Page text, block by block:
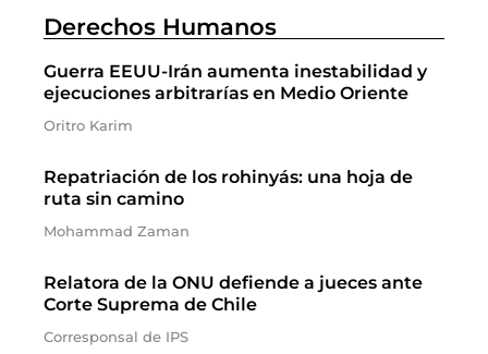
Derechos Humanos
Guerra EEUU-Irán aumenta inestabilidad y
ejecuciones arbitrarías en Medio Oriente
Oritro Karim
Repatriación de los rohinyás: una hoja de
ruta sin camino
Mohammad Zaman
Relatora de la ONU defiende a jueces ante
Corte Suprema de Chile
Corresponsal de IPS